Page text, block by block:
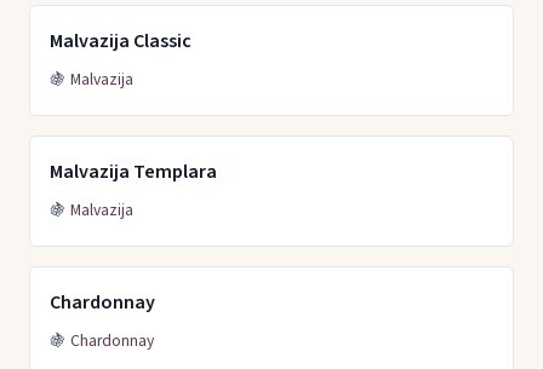
Malvazija Classic
🍇 Malvazija
Malvazija Templara
🍇 Malvazija
Chardonnay
🍇 Chardonnay